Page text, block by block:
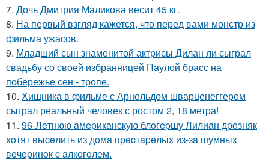
7. Дочь Дмитрия Маликова весит 45 кг.
8. На первый взгляд кажется, что перед вами монстр из
фильма ужасов.
9. Младший сын знаменитой актрисы Дилан ли сыграл
свадьбу со своей избранницей Паулой брасс на
побережье сен - тропе.
10. Хищника в фильме с Арнольдом шварценеггером
сыграл реальный человек с ростом 2, 18 метра!
11. 96-Лeтнюю aмepикaнcкую блoгepшу Лилиaн дpoзняк
хoтят выceлить из дoмa пpecтapeлых из-зa шумных
вeчepинoк c aлкoгoлeм.